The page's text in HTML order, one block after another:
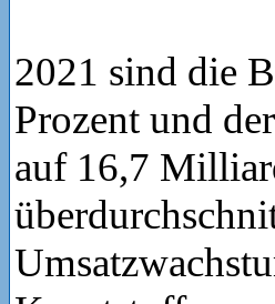
2021 sind die
Prozent und
auf 16,7